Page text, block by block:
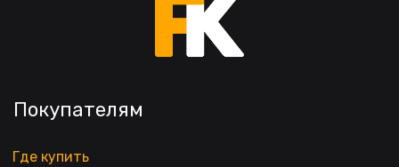
Покупателям
Где купить